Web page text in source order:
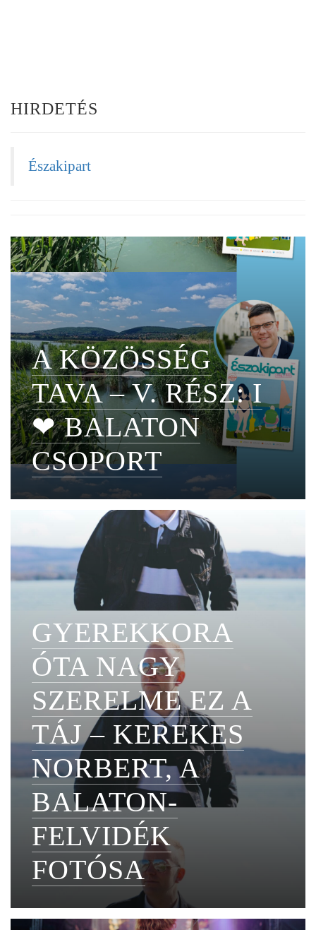
HIRDETÉS
Északipart
A KÖZÖSSÉG
TAVA – V. RÉSZ: I
❤ BALATON
CSOPORT
GYEREKKORA
ÓTA NAGY
SZERELME EZ A
TÁJ – KEREKES
NORBERT, A
BALATON-
FELVIDÉK
FOTÓSA